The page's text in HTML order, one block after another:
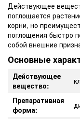
Действующее
поглощается
корни, но
поглощения быстро
собой внешние
Основные
Действующее
вещество:
Препаративная
форма: